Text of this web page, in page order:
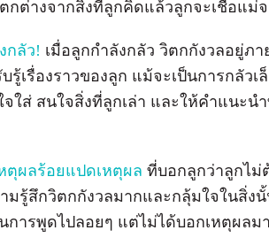
กต่างจากสิ่งที่ลูกคิดแล้วลูกจะเชื่อแม่จ
กลัว! เมื่อลูกกำลังกลัว วิตกกังวลอยู่ภ
รู้เรื่องราวของลูก แม้จะเป็นการกลัว
จใส่ สนใจสิ่งที่ลูกเล่า และให้คำแนะ
ตุผลร้อยแปดเหตุผล ที่บอกลูกว่าลูกไม่
รู้สึกวิตกกังวลมากและกลุ้มใจในสิ่ง
การพูดไปลอยๆ แต่ไม่ได้บอกเหตุผลม